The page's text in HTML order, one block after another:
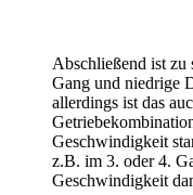
Abschließend ist zu
Gang und niedrige
allerdings ist das
Geschwindigkeit
z.B. im 3. oder 4.
Geschwindigkeit